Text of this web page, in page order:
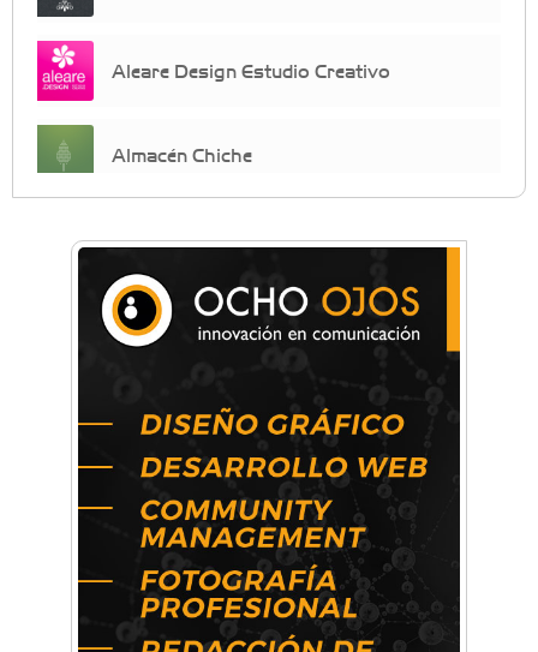
Aleare Design Estudio Creativo
Almacén Chiche
crecimiento personal
Arq. Horacio Alejandro Sánchez
Artística ApasionArte
Artística Veral